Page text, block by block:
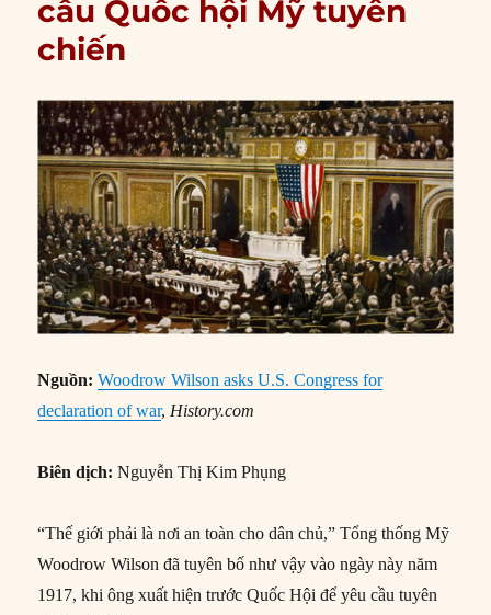
cầu Quốc hội Mỹ tuyên
chiến
Nguồn:Woodrow Wilson asks U.S. Congress for
declaration of war, History.com
Biên dịch: Nguyễn Thị Kim Phụng
“Thế giới phải là nơi an toàn cho dân chủ,” Tổng thống Mỹ
Woodrow Wilson đã tuyên bố như vậy vào ngày này năm
1917, khi ông xuất hiện trước Quốc Hội để yêu cầu tuyên